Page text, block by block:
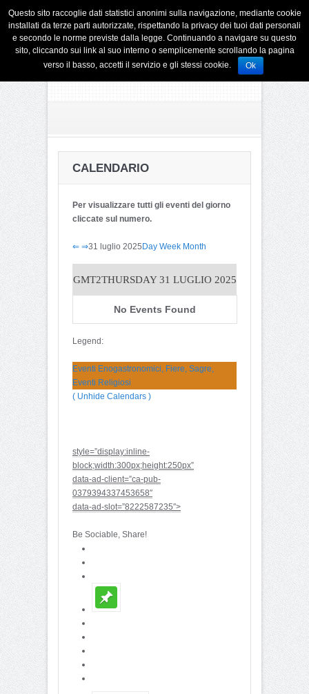
CALENDARIO
Per visualizzare tutti gli eventi del giorno
cliccate sul numero.
⇐ ⇒31 luglio 2025Day Week Month
GMT2THURSDAY 31 LUGLIO 2025
No Events Found
Legend:
Eventi Enogastronomici, Fiere, Sagre,
Eventi Religiosi
( Unhide Calendars )
style=”display:inline-
block;width:300px;height:250px”
data-ad-client=”ca-pub-
0379394337453658″
data-ad-slot=”8222587235″>
Be Sociable, Share!
Questo sito raccoglie dati statistici anonimi sulla navigazione, mediante cookie
installati da terze parti autorizzate, rispettando la privacy dei tuoi dati personali
e secondo le norme previste dalla legge. Continuando a navigare su questo
sito, cliccando sui link al suo interno o semplicemente scrollando la pagina
verso il basso, accetti il servizio e gli stessi cookie.
Ok